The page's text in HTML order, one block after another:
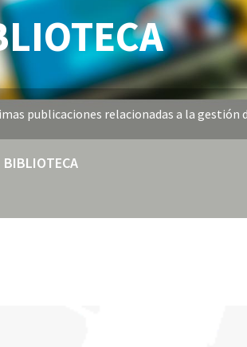
publicaciones relacionadas a la gestión
BIBLIOTECA